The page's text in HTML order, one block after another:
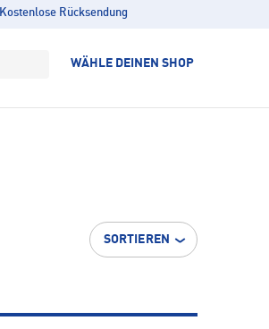
Kostenlose Rücksendung
WÄHLE DEINEN SHOP
SORTIEREN